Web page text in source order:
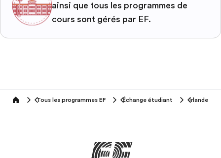
ainsi que tous les programmes de
cours sont gérés par EF.
home Tous les programmes EF Échange étudiant Irlande